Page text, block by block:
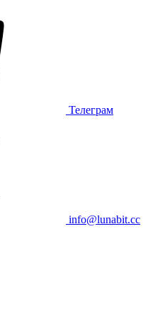
Телеграм
info@lunabit.cc